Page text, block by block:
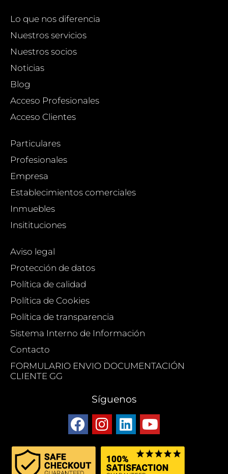
Lo que nos diferencia
Nuestros servicios
Nuestros socios
Noticias
Blog
Acceso Profesionales
Acceso Clientes
Particulares
Profesionales
Empresa
Establecimientos comerciales
Inmuebles
Insitituciones
Aviso legal
Protección de datos
Política de calidad
Política de Cookies
Política de transparencia
Sistema Interno de Información
Contacto
FORMULARIO ENVIO DOCUMENTACIÓN
CLIENTE GG
Síguenos